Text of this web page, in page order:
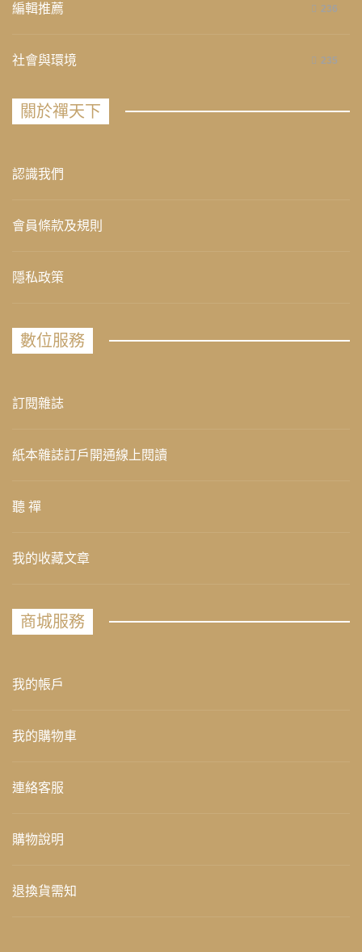
編輯推薦 236
社會與環境 235
關於禪天下
認識我們
會員條款及規則
隱私政策
數位服務
訂閱雜誌
紙本雜誌訂戶開通線上閱讀
聽 禪
我的收藏文章
商城服務
我的帳戶
我的購物車
連絡客服
購物說明
退換貨需知